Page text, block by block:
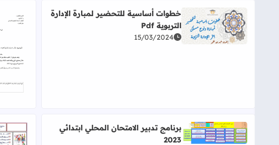
اقرأ المزيد عن خطوات أساسية للتحضير لمبارة الإدارة التربوية Pdf
خطوات أساسية للتحضير لمبارة الإدارة
التربوية Pdf
15/03/2024
اقرأ المزيد عن برنامج تدبير الامتحان المحلي ابتدائي 2023
برنامج تدبير الامتحان المحلي ابتدائي
2023